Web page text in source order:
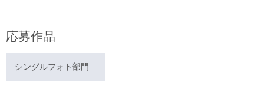
応募作品
シングルフォト部門